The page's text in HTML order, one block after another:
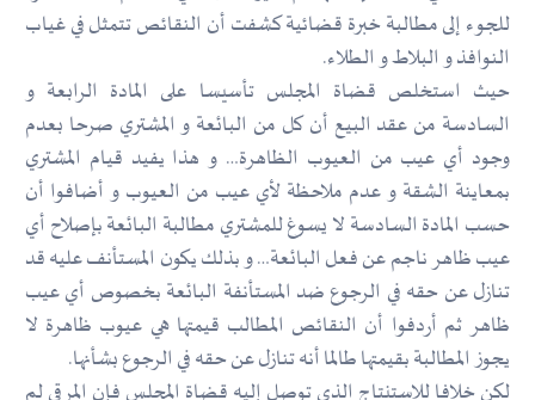
للجوء إلى مطالبة خبرة قضائية كشفت أن النقائص تتمثل في غياب
النوافذ و البلاط و الطلاء.
حيث استخلص قضاة المجلس تأسيسا على المادة الرابعة و
السادسة من عقد البيع أن كل من البائعة و المشتري صرحا بعدم
وجود أي عيب من العيوب الظاهرة… و هذا يفيد قيام المشتري
بمعاينة الشقة و عدم ملاحظة لأي عيب من العيوب و أضافوا أن
حسب المادة السادسة لا يسوغ للمشتري مطالبة البائعة بإصلاح أي
عيب ظاهر ناجم عن فعل البائعة… و بذلك يكون المستأنف عليه قد
تنازل عن حقه في الرجوع ضد المستأنفة البائعة بخصوص أي عيب
ظاهر ثم أردفوا أن النقائص المطالب قيمتها هي عيوب ظاهرة لا
يجوز المطالبة بقيمتها طالما أنه تنازل عن حقه في الرجوع بشأنها.